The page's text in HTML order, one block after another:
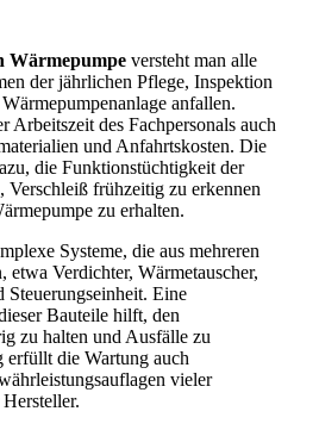
Wärmepumpe versteht man alle
der jährlichen Pflege, Inspektion
anfallen.
Arbeitszeit des Fachpersonals auch
und Anfahrtskosten. Die
die Funktionstüchtigkeit der
Verschleiß frühzeitig zu erkennen
zu erhalten.
Systeme, die aus mehreren
etwa Verdichter, Wärmetauscher,
Eine
Bauteile hilft, den
zu halten und Ausfälle zu
erfüllt die Wartung auch
vieler